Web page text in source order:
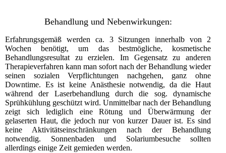
Behandlung und Nebenwirkungen:
Erfahrungsgemäß werden ca. 3 Sitzungen innerhalb von 2
Wochen benötigt, um das bestmögliche, kosmetische
Behandlungsresultat zu erzielen. Im Gegensatz zu anderen
Therapieverfahren kann man sofort nach der Behandlung wieder
seinen sozialen Verpflichtungen nachgehen, ganz ohne
Downtime. Es ist keine Anästhesie notwendig, da die Haut
während der Laserbehandlung durch die sog. dynamische
Sprühkühlung geschützt wird. Unmittelbar nach der Behandlung
zeigt sich lediglich eine Rötung und Überwärmung der
gelaserten Haut, die jedoch nur von kurzer Dauer ist. Es sind
keine Aktivitätseinschränkungen nach der Behandlung
notwendig. Sonnenbaden und Solariumbesuche sollten
allerdings einige Zeit gemieden werden.